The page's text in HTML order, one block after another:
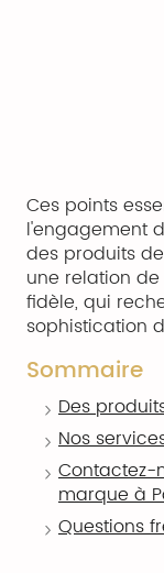
Ces points
l'engagement
des produits
une relation
fidèle, qui
sophistication
Sommaire
Des
Nos
Contactez-
marque à
Questions